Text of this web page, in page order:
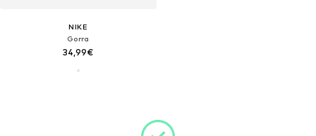
NIKE
Gorra
34,99€